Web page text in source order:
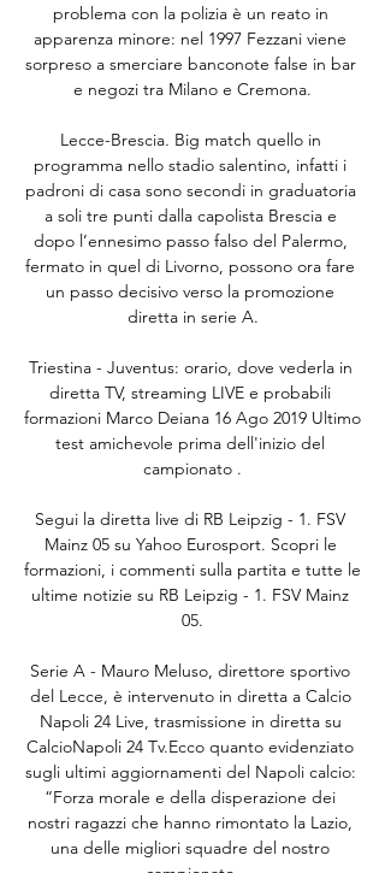
problema con la polizia è un reato in
apparenza minore: nel 1997 Fezzani viene
sorpreso a smerciare banconote false in bar
e negozi tra Milano e Cremona.
Lecce-Brescia. Big match quello in
programma nello stadio salentino, infatti i
padroni di casa sono secondi in graduatoria
a soli tre punti dalla capolista Brescia e
dopo l’ennesimo passo falso del Palermo,
fermato in quel di Livorno, possono ora fare
un passo decisivo verso la promozione
diretta in serie A.
Triestina - Juventus: orario, dove vederla in
diretta TV, streaming LIVE e probabili
formazioni Marco Deiana 16 Ago 2019 Ultimo
test amichevole prima dell'inizio del
campionato .
Segui la diretta live di RB Leipzig - 1. FSV
Mainz 05 su Yahoo Eurosport. Scopri le
formazioni, i commenti sulla partita e tutte le
ultime notizie su RB Leipzig - 1. FSV Mainz
05.
Serie A - Mauro Meluso, direttore sportivo
del Lecce, è intervenuto in diretta a Calcio
Napoli 24 Live, trasmissione in diretta su
CalcioNapoli 24 Tv.Ecco quanto evidenziato
sugli ultimi aggiornamenti del Napoli calcio:
“Forza morale e della disperazione dei
nostri ragazzi che hanno rimontato la Lazio,
una delle migliori squadre del nostro